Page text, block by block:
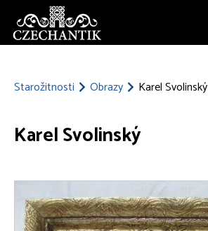
Starožitnosti Obrazy Karel Svolinský
Karel Svolinský